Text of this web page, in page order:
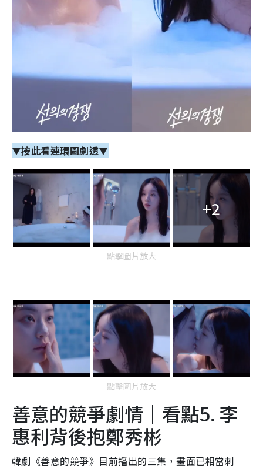
▼按此看連環圖劇透▼
+2
點擊圖片放大
點擊圖片放大
善意的競爭劇情｜看點5. 李
惠利背後抱鄭秀彬
韓劇《善意的競爭》目前播出的三集，畫面已相當刺